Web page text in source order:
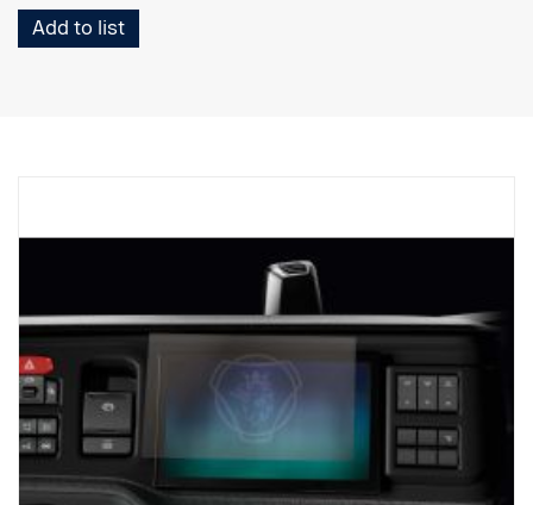
Add to list